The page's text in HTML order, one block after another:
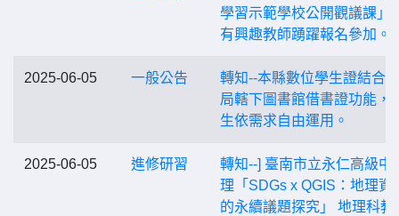
學習示範學校公開觀議課」
有興趣教師踴躍報名參加。
2025-06-05 一般公告
轉知--本縣數位學生證結合
局轄下圖書館借書證功能，
生依需求自由運用。
2025-06-05 進修研習
轉知--] 臺南市立永仁高級中
理「SDGs x QGIS：地理資
的永續議題探究」 地理科教